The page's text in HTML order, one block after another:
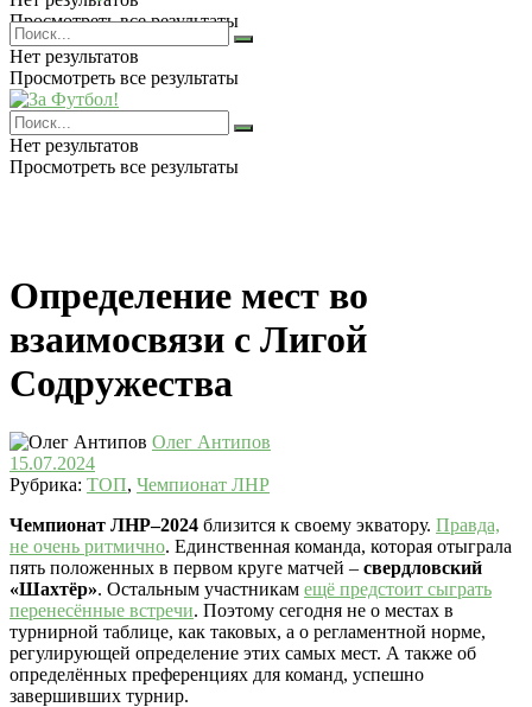
Просмотреть все результаты
Нет результатов
Просмотреть все результаты
Нет результатов
Просмотреть все результаты
Определение мест во
взаимосвязи с Лигой
Содружества
Олег Антипов
15.07.2024
Рубрика: ТОП, Чемпионат ЛНР
Чемпионат ЛНР–2024 близится к своему экватору. Правда,
не очень ритмично. Единственная команда, которая отыграла
пять положенных в первом круге матчей – свердловский
«Шахтёр». Остальным участникам ещё предстоит сыграть
перенесённые встречи. Поэтому сегодня не о местах в
турнирной таблице, как таковых, а о регламентной норме,
регулирующей определение этих самых мест. А также об
определённых преференциях для команд, успешно
завершивших турнир.